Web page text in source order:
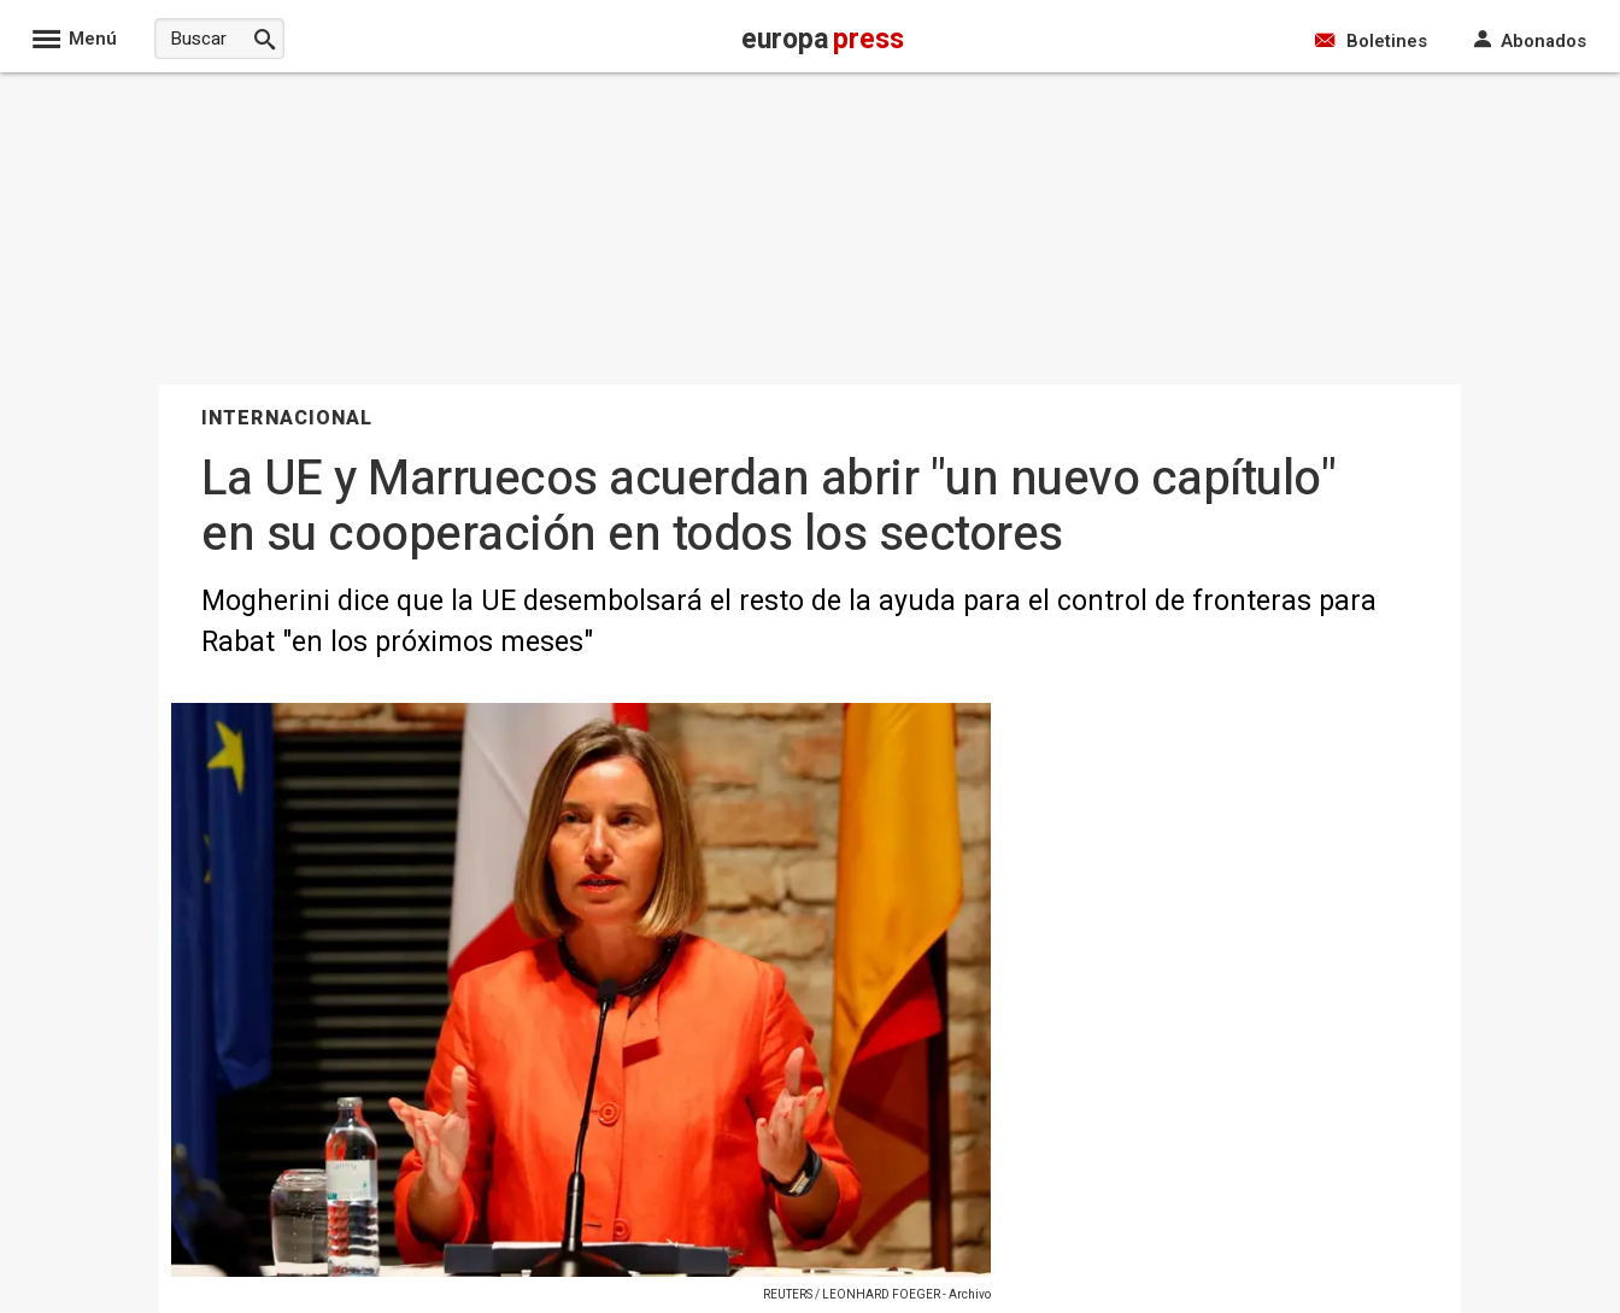
Menú europapress Boletines Abonados
INTERNACIONAL
La UE y Marruecos acuerdan abrir "un nuevo capítulo"
en su cooperación en todos los sectores
Mogherini dice que la UE desembolsará el resto de la ayuda para el control de fronteras para
Rabat "en los próximos meses"
REUTERS / LEONHARD FOEGER - Archivo